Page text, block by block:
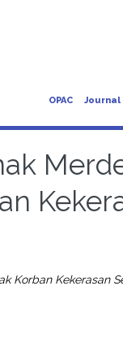
OPAC Journal
Korban Kekerasan